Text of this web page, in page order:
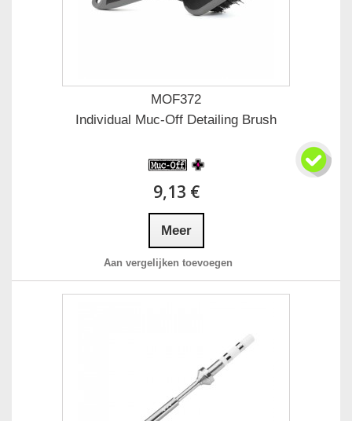
MOF372
Individual Muc-Off Detailing Brush
9,13 €
Meer
Aan vergelijken toevoegen